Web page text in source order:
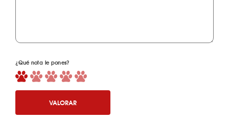
¿Qué nota le pones?
VALORAR